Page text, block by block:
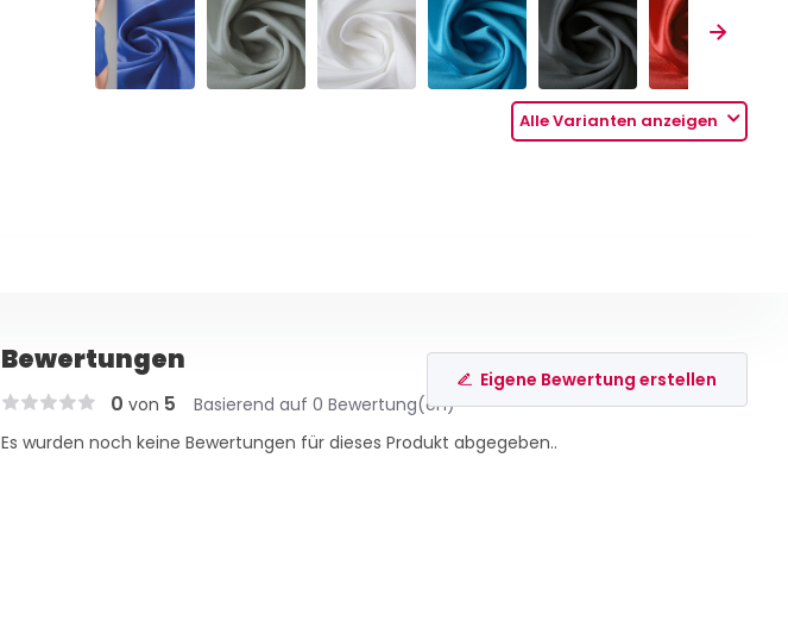
Alle Varianten anzeigen
Bewertungen
0 von 5 Basierend auf 0 Bewertung(en)
Eigene Bewertung erstellen
Es wurden noch keine Bewertungen für dieses Produkt abgegeben..